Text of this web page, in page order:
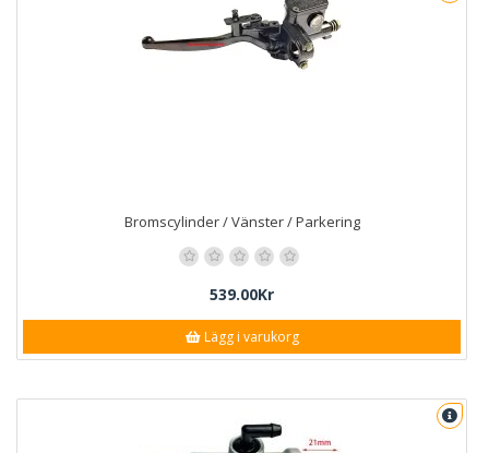
Bromscylinder / Vänster / Parkering
539.00Kr
Lägg i varukorg